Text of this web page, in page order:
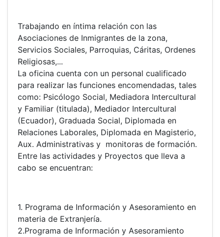
Trabajando en íntima relación con las
Asociaciones de Inmigrantes de la zona,
Servicios Sociales, Parroquias, Cáritas, Ordenes
Religiosas,...
La oficina cuenta con un personal cualificado
para realizar las funciones encomendadas, tales
como: Psicólogo Social, Mediadora Intercultural
y Familiar (titulada), Mediador Intercultural
(Ecuador), Graduada Social, Diplomada en
Relaciones Laborales, Diplomada en Magisterio,
Aux. Administrativas y monitoras de formación.
Entre las actividades y Proyectos que lleva a
cabo se encuentran:
1. Programa de Información y Asesoramiento en
materia de Extranjería.
2.Programa de Información y Asesoramiento